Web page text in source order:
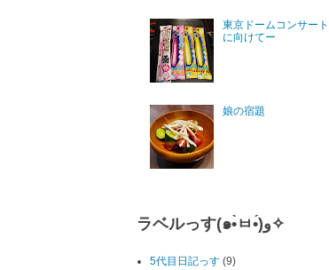
東京ドームコンサート
に向けてー
娘の宿題
ラベルっす(๑•̀ㅂ•́)و✧
5代目日記っす (9)